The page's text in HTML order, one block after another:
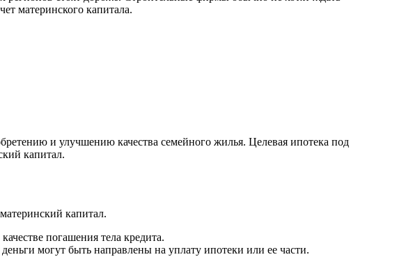
материнского капитала.
и улучшению качества семейного жилья. Целевая ипотека под
капитал.
капитал.
погашения тела кредита.
могут быть направлены на уплату ипотеки или ее части.